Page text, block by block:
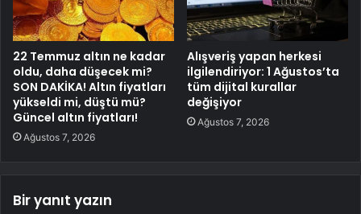
22 Temmuz altın ne kadar
oldu, daha düşecek mi?
SON DAKİKA! Altın fiyatları
yükseldi mi, düştü mü?
Güncel altın fiyatları!
Ağustos 7, 2026
Alışveriş yapan herkesi
ilgilendiriyor: 1 Ağustos’ta
tüm dijital kurallar
değişiyor
Ağustos 7, 2026
Bir yanıt yazın